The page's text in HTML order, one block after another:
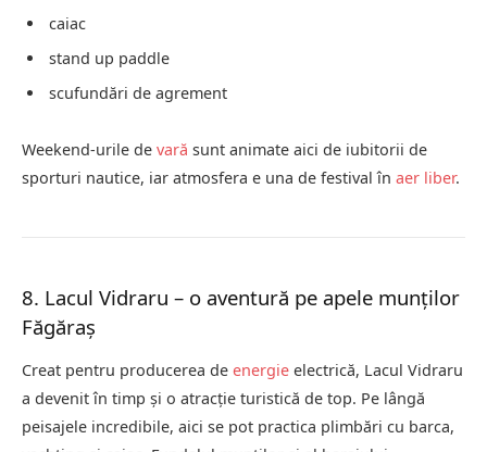
caiac
stand up paddle
scufundări de agrement
Weekend-urile de vară sunt animate aici de iubitorii de
sporturi nautice, iar atmosfera e una de festival în aer liber.
8. Lacul Vidraru – o aventură pe apele munților
Făgăraș
Creat pentru producerea de energie electrică, Lacul Vidraru
a devenit în timp și o atracție turistică de top. Pe lângă
peisajele incredibile, aici se pot practica plimbări cu barca,